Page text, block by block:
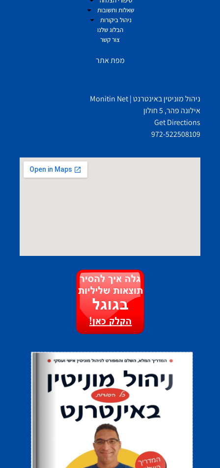
שאלות ותשובות
ניהול ביקורות
הבלוג שלנו
צור קשר
מפת אתר
ניהול מוניטין באינטרנט | Monitin Net
אילונה פהר, 5 חולון
Get Directions
972-522508109